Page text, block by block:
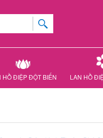
HỒ ĐIỆP ĐỘT BIẾN LAN HỒ